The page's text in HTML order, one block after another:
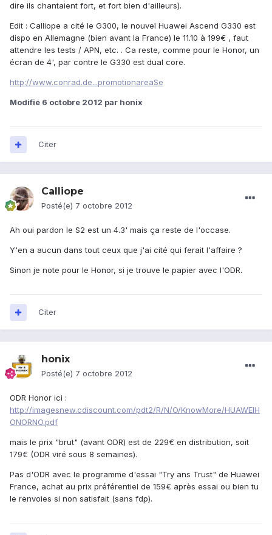
dire ils chantaient fort, et fort bien d'ailleurs).
Edit : Calliope a cité le G300, le nouvel Huawei Ascend G330 est
dispo en Allemagne (bien avant la France) le 11.10 à 199€ , faut
attendre les tests / APN, etc. . Ca reste, comme pour le Honor, un
écran de 4', par contre le G330 est dual core.
http://www.conrad.de...promotionareaSe
Modifié 6 octobre 2012 par honix
Citer
Calliope
Posté(e) 7 octobre 2012
Ah oui pardon le S2 est un 4.3' mais ça reste de l'occase.
Y'en a aucun dans tout ceux que j'ai cité qui ferait l'affaire ?
Sinon je note pour le Honor, si je trouve le papier avec l'ODR.
Citer
honix
Posté(e) 7 octobre 2012
ODR Honor ici :
http://imagesnew.cdiscount.com/pdt2/R/N/O/KnowMore/HUAWEIH
ONORNO.pdf
mais le prix "brut" (avant ODR) est de 229€ en distribution, soit
179€ (ODR viré sous 8 semaines).
Pas d'ODR avec le programme d'essai "Try ans Trust" de Huawei
France, achat au prix préférentiel de 159€ après essai ou bien tu
le renvoies si non satisfait (sans fdp).